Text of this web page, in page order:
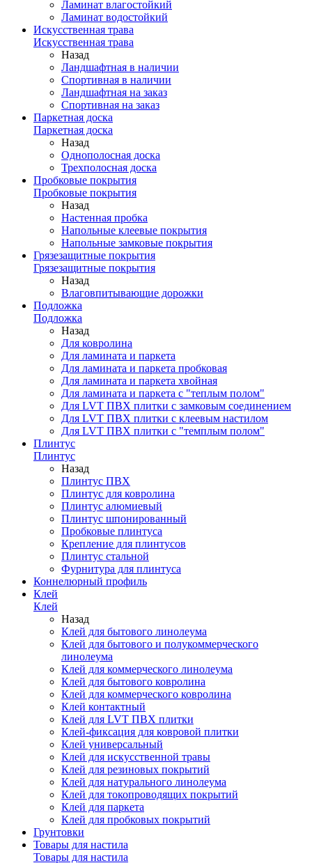
Ламинат влагостойкий
Ламинат водостойкий
Искусственная трава
Искусственная трава
Назад
Ландшафтная в наличии
Спортивная в наличии
Ландшафтная на заказ
Спортивная на заказ
Паркетная доска
Паркетная доска
Назад
Однополосная доска
Трехполосная доска
Пробковые покрытия
Пробковые покрытия
Назад
Настенная пробка
Напольные клеевые покрытия
Напольные замковые покрытия
Грязезащитные покрытия
Грязезащитные покрытия
Назад
Влаговпитывающие дорожки
Подложка
Подложка
Назад
Для ковролина
Для ламината и паркета
Для ламината и паркета пробковая
Для ламината и паркета хвойная
Для ламината и паркета с "теплым полом"
Для LVT ПВХ плитки с замковым соединением
Для LVT ПВХ плитки с клеевым настилом
Для LVT ПВХ плитки с "темплым полом"
Плинтус
Плинтус
Назад
Плинтус ПВХ
Плинтус для ковролина
Плинтус алюмиевый
Плинтус шпонированный
Пробковые плинтуса
Крепление для плинтусов
Плинтус стальной
Фурнитура для плинтуса
Коннелюрный профиль
Клей
Клей
Назад
Клей для бытового линолеума
Клей для бытового и полукоммерческого
линолеума
Клей для коммерческого линолеума
Клей для бытового ковролина
Клей для коммерческого ковролина
Клей контактный
Клей для LVT ПВХ плитки
Клей-фиксация для ковровой плитки
Клей универсальный
Клей для искусственной травы
Клей для резиновых покрытий
Клей для натурального линолеума
Клей для токопроводящих покрытий
Клей для паркета
Клей для пробковых покрытий
Грунтовки
Товары для настила
Товары для настила